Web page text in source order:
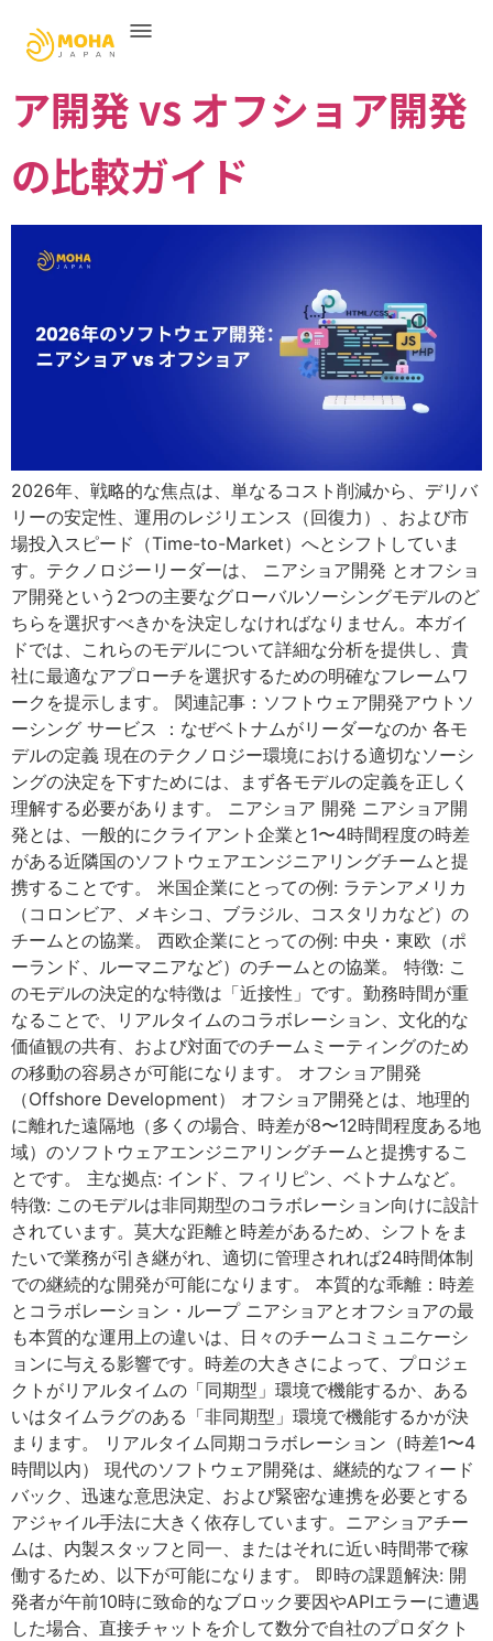
2026年における ニアショ
ア開発 vs オフショア開発
の比較ガイド
2026年、戦略的な焦点は、単なるコスト削減から、デリバ
リーの安定性、運用のレジリエンス（回復力）、および市
場投入スピード（Time-to-Market）へとシフトしていま
す。テクノロジーリーダーは、 ニアショア開発 とオフショ
ア開発という2つの主要なグローバルソーシングモデルのど
ちらを選択すべきかを決定しなければなりません。本ガイ
ドでは、これらのモデルについて詳細な分析を提供し、貴
社に最適なアプローチを選択するための明確なフレームワ
ークを提示します。 関連記事：ソフトウェア開発アウトソ
ーシング サービス ：なぜベトナムがリーダーなのか 各モ
デルの定義 現在のテクノロジー環境における適切なソーシ
ングの決定を下すためには、まず各モデルの定義を正しく
理解する必要があります。 ニアショア 開発 ニアショア開
発とは、一般的にクライアント企業と1〜4時間程度の時差
がある近隣国のソフトウェアエンジニアリングチームと提
携することです。 米国企業にとっての例: ラテンアメリカ
（コロンビア、メキシコ、ブラジル、コスタリカなど）の
チームとの協業。 西欧企業にとっての例: 中央・東欧（ポ
ーランド、ルーマニアなど）のチームとの協業。 特徴: こ
のモデルの決定的な特徴は「近接性」です。勤務時間が重
なることで、リアルタイムのコラボレーション、文化的な
価値観の共有、および対面でのチームミーティングのため
の移動の容易さが可能になります。 オフショア開発
（Offshore Development） オフショア開発とは、地理的
に離れた遠隔地（多くの場合、時差が8〜12時間程度ある地
域）のソフトウェアエンジニアリングチームと提携するこ
とです。 主な拠点: インド、フィリピン、ベトナムなど。
特徴: このモデルは非同期型のコラボレーション向けに設計
されています。莫大な距離と時差があるため、シフトをま
たいで業務が引き継がれ、適切に管理されれば24時間体制
での継続的な開発が可能になります。 本質的な乖離：時差
とコラボレーション・ループ ニアショアとオフショアの最
も本質的な運用上の違いは、日々のチームコミュニケーシ
ョンに与える影響です。時差の大きさによって、プロジェ
クトがリアルタイムの「同期型」環境で機能するか、ある
いはタイムラグのある「非同期型」環境で機能するかが決
まります。 リアルタイム同期コラボレーション（時差1〜4
時間以内） 現代のソフトウェア開発は、継続的なフィード
バック、迅速な意思決定、および緊密な連携を必要とする
アジャイル手法に大きく依存しています。ニアショアチー
ムは、内製スタッフと同一、またはそれに近い時間帯で稼
働するため、以下が可能になります。 即時の課題解決: 開
発者が午前10時に致命的なブロック要因やAPIエラーに遭遇
した場合、直接チャットを介して数分で自社のプロダクト